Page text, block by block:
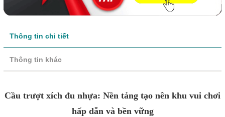
Thông tin chi tiết
Thông tin khác
Cầu trượt xích đu nhựa: Nền tảng tạo nên khu vui chơi
hấp dẫn và bền vững